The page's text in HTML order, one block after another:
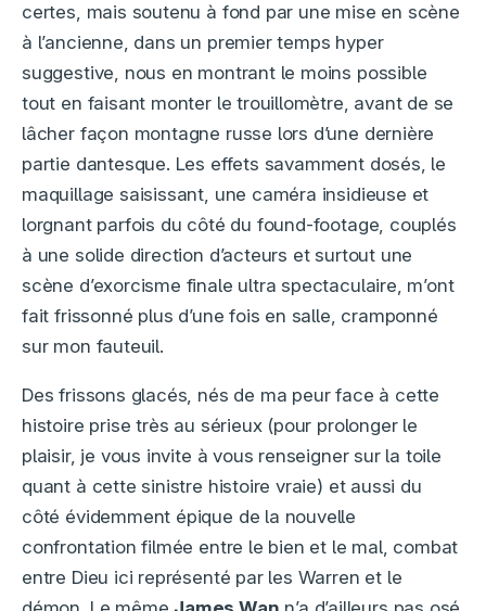
certes, mais soutenu à fond par une mise en scène
à l’ancienne, dans un premier temps hyper
suggestive, nous en montrant le moins possible
tout en faisant monter le trouillomètre, avant de se
lâcher façon montagne russe lors d’une dernière
partie dantesque. Les effets savamment dosés, le
maquillage saisissant, une caméra insidieuse et
lorgnant parfois du côté du found-footage, couplés
à une solide direction d’acteurs et surtout une
scène d’exorcisme finale ultra spectaculaire, m’ont
fait frissonné plus d’une fois en salle, cramponné
sur mon fauteuil.
Des frissons glacés, nés de ma peur face à cette
histoire prise très au sérieux (pour prolonger le
plaisir, je vous invite à vous renseigner sur la toile
quant à cette sinistre histoire vraie) et aussi du
côté évidemment épique de la nouvelle
confrontation filmée entre le bien et le mal, combat
entre Dieu ici représenté par les Warren et le